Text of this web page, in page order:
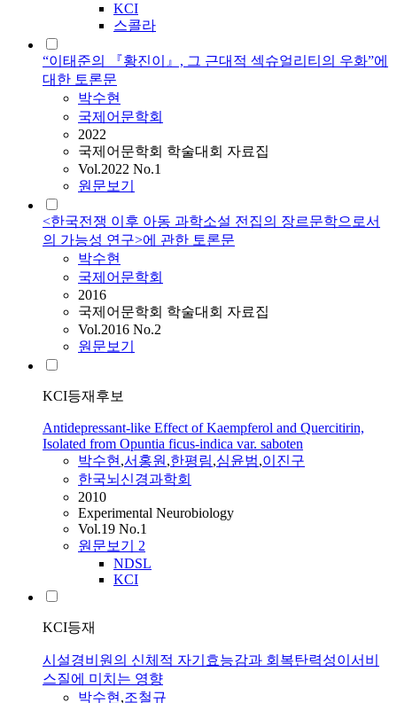
KCI
스콜라
“이태준의 『황진이』, 그 근대적 섹슈얼리티의 우화”에
대한 토론문
박수현
국제어문학회
2022
국제어문학회 학술대회 자료집
Vol.2022 No.1
원문보기
<한국전쟁 이후 아동 과학소설 전집의 장르문학으로서
의 가능성 연구>에 관한 토론문
박수현
국제어문학회
2016
국제어문학회 학술대회 자료집
Vol.2016 No.2
원문보기
KCI등재후보
Antidepressant-like Effect of Kaempferol and Quercitirin,
Isolated from Opuntia ficus-indica var. saboten
박수현,서홍원,한평림,심윤범,이진구
한국뇌신경과학회
2010
Experimental Neurobiology
Vol.19 No.1
원문보기 2
NDSL
KCI
KCI등재
시설경비원의 신체적 자기효능감과 회복탄력성이서비
스질에 미치는 영향
박수현,조철규